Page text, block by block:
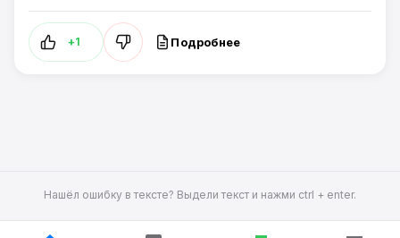
+1 Подробнее
Нашёл ошибку в тексте? Выдели текст и нажми ctrl + enter.